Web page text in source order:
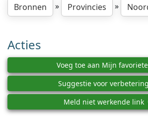
Bronnen
» Provincies »
Acties
Voeg toe aan Mijn
Suggestie voor verbetering
Meld niet werkende link